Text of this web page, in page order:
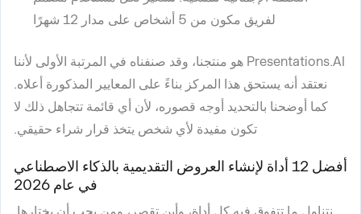
لفريق مكون من 5 أشخاص على مدار 12 شهرًا
Presentations.AI هو منتجنا، وقد صنفناه في المرتبة الأولى لأننا
نعتقد أنه يستحق هذا المركز بناءً على المعايير المذكورة أعلاه.
كما أوضحنا بالتحديد أوجه قصوره، لأن أي قائمة تتجاهل ذلك لا
تكون مفيدة لأي شخص يتخذ قرار شراء حقيقي.
أفضل 12 أداة لإنشاء العروض التقديمية بالذكاء الاصطناعي
في عام 2026